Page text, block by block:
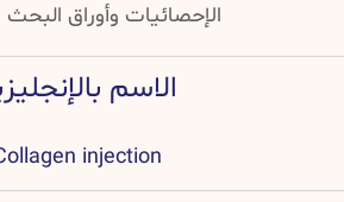
الإحصائيات وأوراق البحث
الاسم
injection